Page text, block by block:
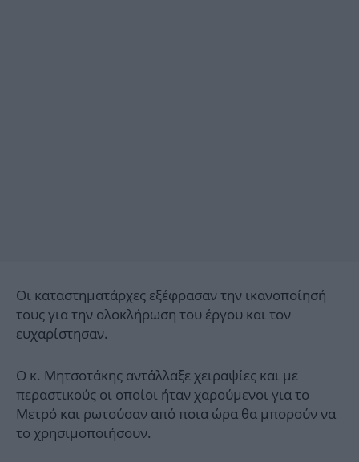
Οι καταστηματάρχες εξέφρασαν την ικανοποίησή
τους για την ολοκλήρωση του έργου και τον
ευχαρίστησαν.
Ο κ. Μητσοτάκης αντάλλαξε χειραψίες και με
περαστικούς οι οποίοι ήταν χαρούμενοι για το
Μετρό και ρωτούσαν από ποια ώρα θα μπορούν να
το χρησιμοποιήσουν.